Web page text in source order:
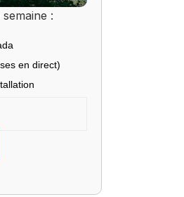
:
en direct)